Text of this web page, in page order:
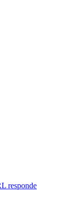
responde